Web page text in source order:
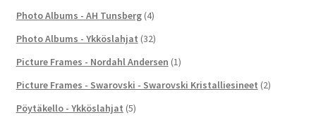
Photo Albums - AH Tunsberg (4)
Photo Albums - Ykköslahjat (32)
Picture Frames - Nordahl Andersen (1)
Picture Frames - Swarovski - Swarovski Kristalliesineet (2)
Pöytäkello - Ykköslahjat (5)